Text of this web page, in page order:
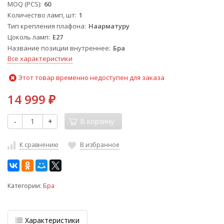
MOQ (PCS) 60
Количество ламп, шт 1
Тип крепления плафона Наарматуру
Цоколь ламп E27
Название позиции внутреннее Бра
Все характеристики
Этот товар временно недоступен для заказа
14 999 ₽
- + В корзину
К сравнению В избранное
Категории: Бра
Характеристики